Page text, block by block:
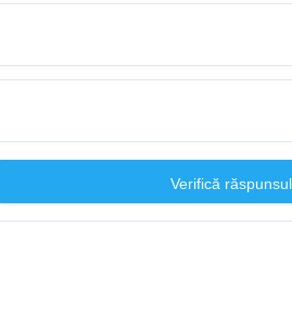
Verifică răspunsul